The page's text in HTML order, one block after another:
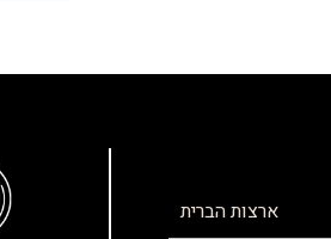
ארצות הברית